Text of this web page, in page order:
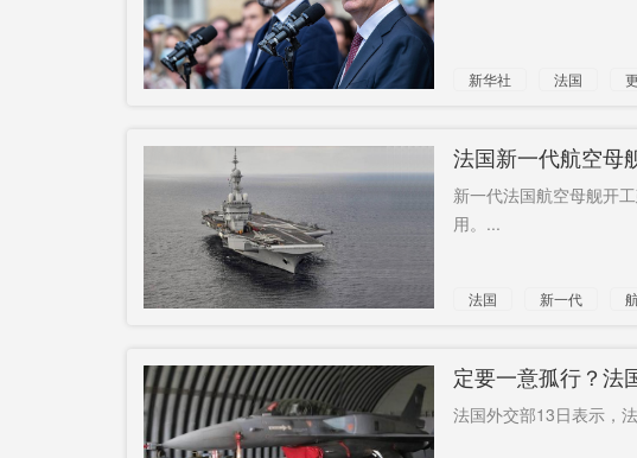
新华社 法国
法国新一代航空母
新一代法国航空母舰开
用。...
法国 新一代
定要一意孤行？法
法国外交部13日表示，